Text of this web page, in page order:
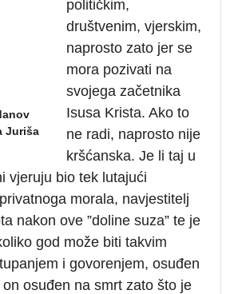
Juriša
političkim,
društvenim, vjerskim,
naprosto zato jer se
mora pozivati na
svojega začetnika
Isusa Krista. Ako to
ne radi, naprosto nije
kršćanska. Je li taj u
vjeruju bio tek lutajući
morala, navjestitelj
nakon ove ”doline suza” te je
god može biti takvim
i govorenjem, osuđen
osuđen na smrt zato što je